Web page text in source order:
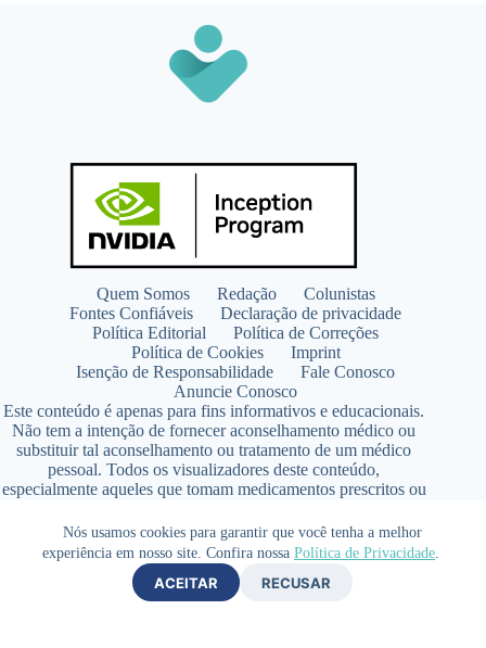
Nós usamos cookies para garantir que você tenha a melhor
experiência em nosso site. Confira nossa Política de Privacidade.
ACEITAR RECUSAR
Quem Somos Redação
Colunistas
Fontes Confiáveis
Declaração de privacidade
Política Editorial
Política de Correções
Política de Cookies
Imprint
Isenção de Responsabilidade
Fale Conosco
Anuncie Conosco
Este conteúdo é apenas para fins informativos e educacionais.
Não tem a intenção de fornecer aconselhamento médico ou
substituir tal aconselhamento ou tratamento de um médico
pessoal. Todos os visualizadores deste conteúdo,
especialmente aqueles que tomam medicamentos prescritos ou
qualquer programa de nutrição, suplementação ou estilo de
vida.
Copyright © 2026 - SaúdeLAB.com pertence ao grupo
VKCF Soluções Digitais Ltda - CNPJ n° 43.726.917/0001-80